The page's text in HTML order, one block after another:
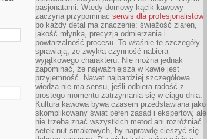
pasjonatami. Wtedy domowy kącik kawowy
zaczyna przypominać serwis dla profesjonalistów
bo każdy detal ma znaczenie: świeżość ziaren,
jakość młynka, precyzja odmierzania i
powtarzalność procesu. To właśnie te szczegóły
sprawiają, że zwykła czynność nabiera
wyjątkowego charakteru. Nie można jednak
zapominać, że najważniejsza w kawie jest
przyjemność. Nawet najbardziej szczegółowa
wiedza nie ma sensu, jeśli odbiera radość z
prostego momentu zatrzymania się w ciągu dnia.
Kultura kawowa bywa czasem przedstawiana jako
skomplikowany świat pełen zasad i ekspertów, ale
nie trzeba znać wszystkich metod ani rozróżniać
setek nut smakowych, by naprawdę cieszyć się